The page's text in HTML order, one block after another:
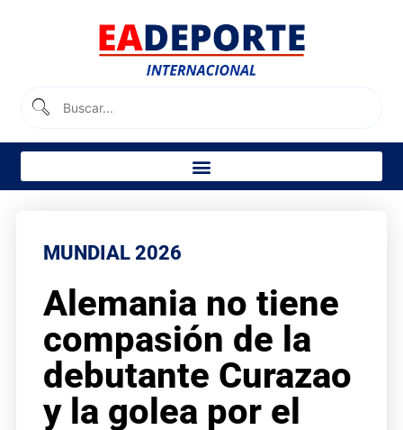
MUNDIAL 2026
Alemania no tiene
compasión de la
debutante Curazao
y la golea por el